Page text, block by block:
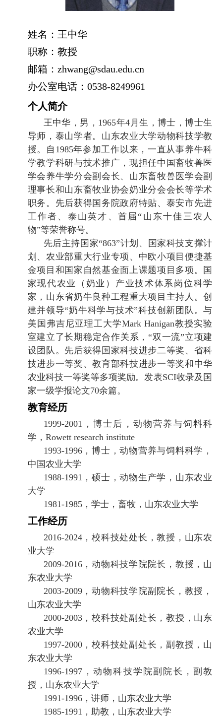
姓名：王中华
职称：教授
邮箱： zhwang@sdau.edu.cn
办公室电话： 0538-8249961
个人简介
王中华，男， 1965年4 月生，博士，博士生
导师，泰山学者。山东农业大学动物科技学教
授。自 1985年参加工作以来，一直从事养牛科
学教学科研与技术推广，现担任中国畜牧兽医
学会养牛学分会副会长、山东畜牧兽医学会副
理事长和山东畜牧业协会奶业分会会长等学术
职务。先后获得国务院政府特贴、泰安市先进
工作者、泰山英才、首届 “ 山东十佳三农人
物”等荣誉称号。
先后主持国家“863”计划、国家科技支撑计
划、农业部重大行业专项、中欧小项目便捷基
金项目和国家自然基金面上课题项目多项。国
家现代农业（奶业）产业技术体系岗位科学
家，山东省奶牛良种工程重大项目主持人。创
建并领导“奶牛科学与技术”科技创新团队。与
美国弗吉尼亚理工大学Mark Hanigan教授实验
室建立了长期稳定合作关系， “双一流”立项建
设团队。先后获得国家科技进步二等奖、省科
技进步一等奖、教育部科技进步一等奖和中华
农业科技一等奖等多项奖励。发表SCI收录及国
家一级学报论文70余篇。
教育经历
1999-2001 ，博士后，动物营养与饲料科
学， Rowett research institute
1993-1996，博士，动物营养与饲料科学，
中国农业大学
1988-1991 ，硕士，动物生产学，山东农业
大学
1981-1985，学士，畜牧，山东农业大学
工作经历
2016-2024，校科技处处长，教授，山东农
业大学
2009-2016，动物科技学院院长，教授，山
东农业大学
2003-2009，动物科技学院副院长，教授，
山东农业大学
2000-2003，校科技处副处长，教授，山东
农业大学
1997-2000，校科技处副处长，副教授，山
东农业大学
1996-1997，动物科技学院副院长，副教
授，山东农业大学
1991-1996，讲师，山东农业大学
1985-1991 ，助教，山东农业大学